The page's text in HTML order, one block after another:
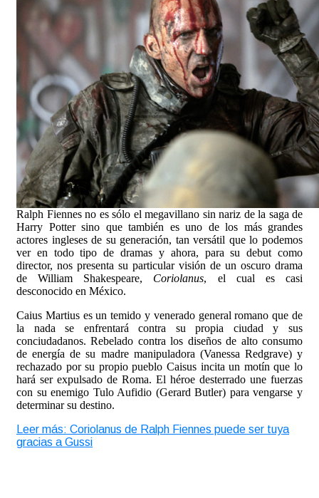
Ralph Fiennes no es sólo el megavillano sin nariz de la saga de
Harry Potter sino que también es uno de los más grandes
actores ingleses de su generación, tan versátil que lo podemos
ver en todo tipo de dramas y ahora, para su debut como
director, nos presenta su particular visión de un oscuro drama
de William Shakespeare, Coriolanus, el cual es casi
desconocido en México.
Caius Martius es un temido y venerado general romano que de
la nada se enfrentará contra su propia ciudad y sus
conciudadanos. Rebelado contra los diseños de alto consumo
de energía de su madre manipuladora (Vanessa Redgrave) y
rechazado por su propio pueblo Caisus incita un motín que lo
hará ser expulsado de Roma. El héroe desterrado une fuerzas
con su enemigo Tulo Aufidio (Gerard Butler) para vengarse y
determinar su destino.
Leer más: Coriolanus de Ralph Fiennes puede ser tuya
gracias a Gussi